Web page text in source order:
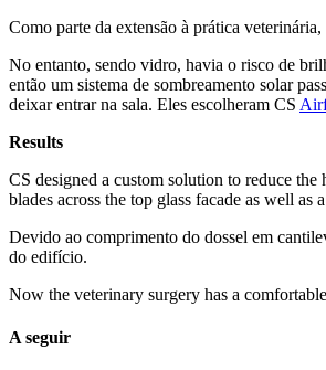
Como parte da extensão à prática
No entanto, sendo vidro, havia o risco de
então um sistema de sombreamento solar
deixar entrar na sala. Eles escolheram CS
Results
CS designed a custom solution to reduce
blades across the top glass facade as well
Devido ao comprimento do dossel em
do edifício.
Now the veterinary surgery has a
A seguir